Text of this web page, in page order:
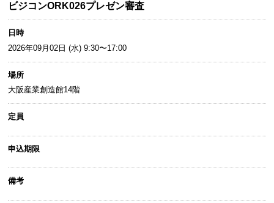
ビジコンORK026プレゼン審査
日時
2026年09月02日 (水) 9:30〜17:00
場所
大阪産業創造館14階
定員
申込期限
備考